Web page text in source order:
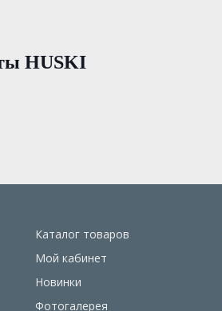
HUSKI
Каталог товаров
Мой кабинет
Новинки
Фотогалерея